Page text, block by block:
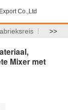
Co.,Ltd
>>
Mixer met